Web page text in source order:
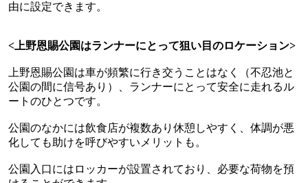
由に設定できます。
<上野恩賜公園はランナーにとって狙い目のロケーション>
上野恩賜公園は車が頻繁に行き交うことはなく（不忍池と
公園の間に信号あり）、ランナーにとって安全に走れるル
ートのひとつです。
公園のなかには飲食店が複数あり休憩しやすく、体調が悪
化しても助けを呼びやすいメリットも。
公園入口にはロッカーが設置されており、必要な荷物を預